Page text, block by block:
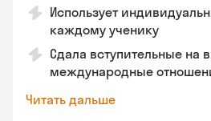
Использует
каждому ученику
Сдала вступительные на
международные
Читать дальше